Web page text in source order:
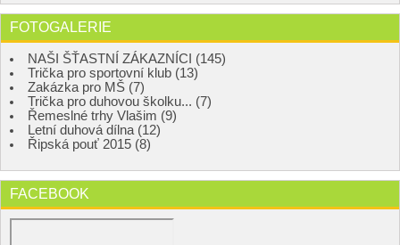
FOTOGALERIE
NAŠI ŠŤASTNÍ ZÁKAZNÍCI (145)
Trička pro sportovní klub (13)
Zakázka pro MŠ (7)
Trička pro duhovou školku... (7)
Řemeslné trhy Vlašim (9)
Letní duhová dílna (12)
Řipská pouť 2015 (8)
FACEBOOK